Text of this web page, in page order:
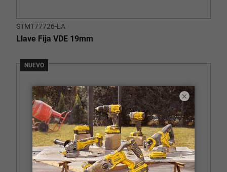
STMT77726-LA
Llave Fija VDE 19mm
NUEVO
×